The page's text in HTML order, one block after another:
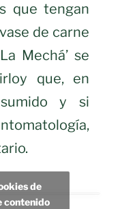
que tengan
de carne
Mechá’ se
y que, en
y si
de
contenido